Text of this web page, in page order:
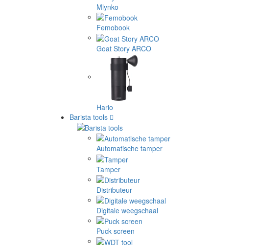
Mlynko
Femobook
Goat Story ARCO
Hario
Barista tools
Automatische tamper
Tamper
Distributeur
Digitale weegschaal
Puck screen